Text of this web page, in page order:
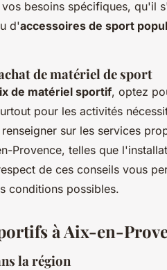
besoins spécifiques, qu'il
d'accessoires de sport
de matériel de sport
de matériel sportif, optez
pour les activités
sur les services
Provence, telles que
de ces conseils vous
conditions possibles.
à Aix-en-
la région